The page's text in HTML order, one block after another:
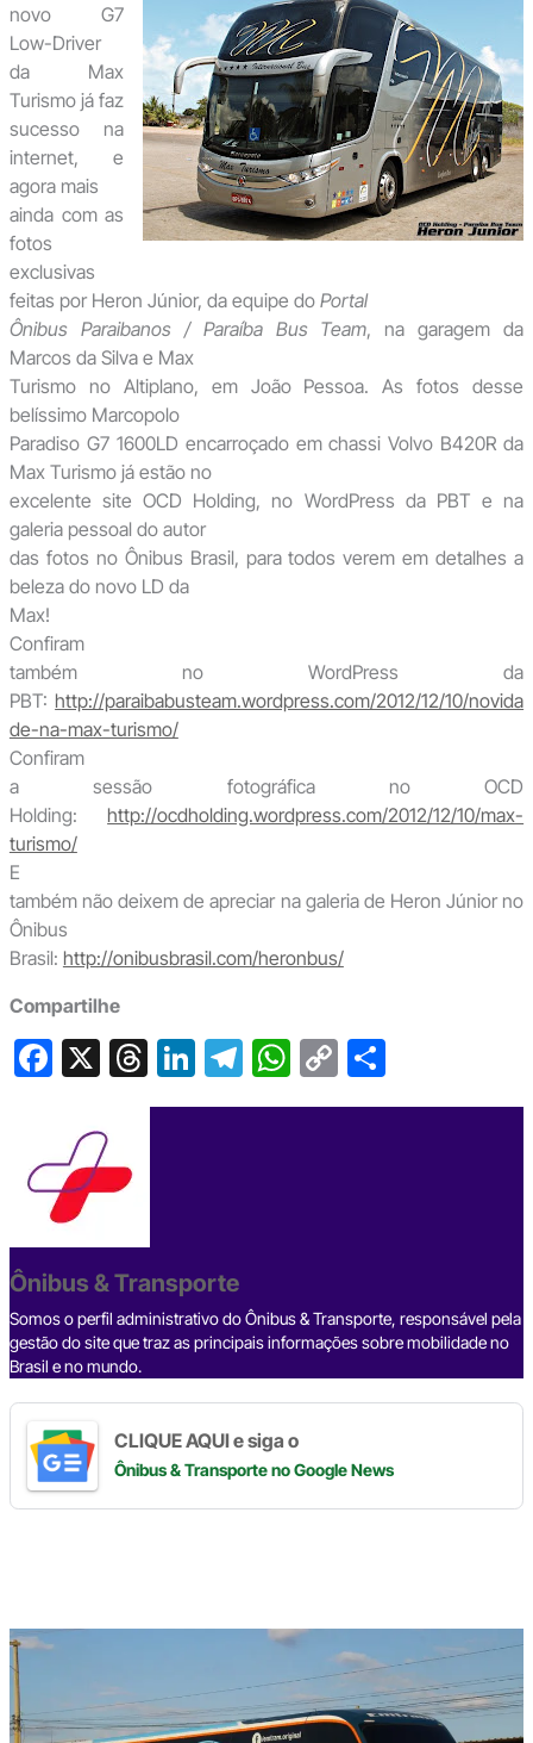
novo G7
Low-Driver
da Max
Turismo já faz
sucesso na
internet, e
agora mais
ainda com as
fotos
exclusivas
feitas por Heron Júnior, da equipe do Portal
Ônibus Paraibanos / Paraíba Bus Team, na garagem da
Marcos da Silva e Max
Turismo no Altiplano, em João Pessoa. As fotos desse
belíssimo Marcopolo
Paradiso G7 1600LD encarroçado em chassi Volvo B420R da
Max Turismo já estão no
excelente site OCD Holding, no WordPress da PBT e na
galeria pessoal do autor
das fotos no Ônibus Brasil, para todos verem em detalhes a
beleza do novo LD da
Max!
Confiram
também no WordPress da
PBT: http://paraibabusteam.wordpress.com/2012/12/10/novida
de-na-max-turismo/
Confiram
a sessão fotográfica no OCD
Holding: http://ocdholding.wordpress.com/2012/12/10/max-
turismo/
E
também não deixem de apreciar na galeria de Heron Júnior no
Ônibus
Brasil: http://onibusbrasil.com/heronbus/
Compartilhe
F
e
b
o
o
k
X T
hr
s
Li
n
T
el
W
h
C
o
S
h
Ônibus & Transporte
Somos o perfil administrativo do Ônibus & Transporte, responsável pela
gestão do site que traz as principais informações sobre mobilidade no
Brasil e no mundo.
CLIQUE AQUI e siga o
Ônibus & Transporteno Google News
Digite
aqui
o
seu
e-